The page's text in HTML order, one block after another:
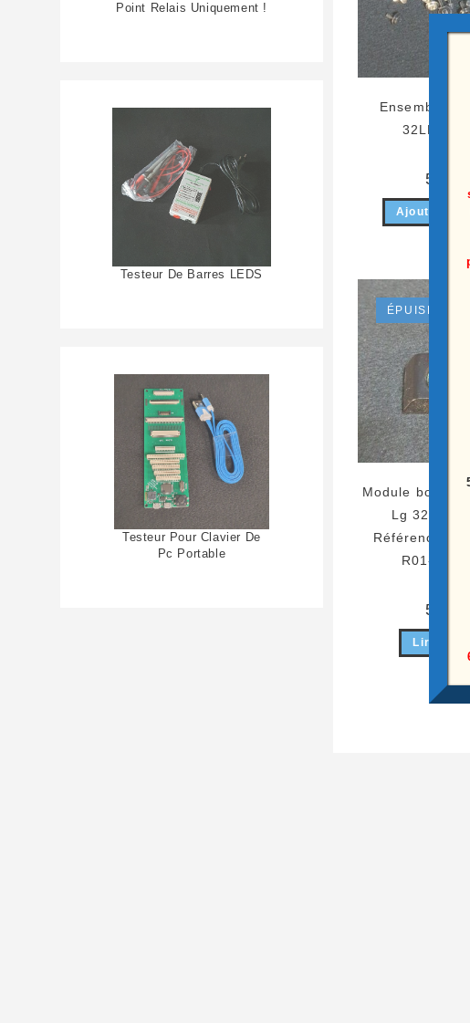
Ensemble vis
5,00
Ajouter au
ÉPUISÉ
Module bouton
Lg
Référence:
R01-000-
5,00
Lire la
Point Relais Uniquement !
Testeur De Barres LEDS
Testeur Pour Clavier De
Pc Portable